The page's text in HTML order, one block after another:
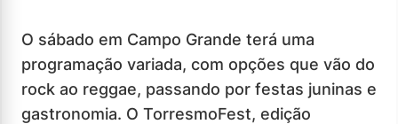
O sábado em Campo Grande terá uma
programação variada, com opções que vão do
rock ao reggae, passando por festas juninas e
gastronomia. O TorresmoFest, edição